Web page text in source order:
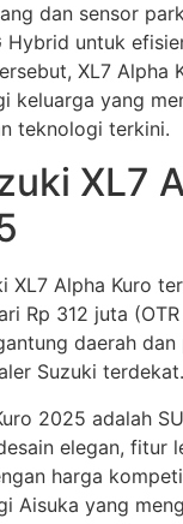
dan sensor
Hybrid untuk
XL7 Alpha
keluarga yang
teknologi terkini.
XL7
XL7 Alpha Kuro
Rp 312 juta
daerah
Suzuki terdekat.
2025 adalah
elegan, fitur
harga
Aisuka yang